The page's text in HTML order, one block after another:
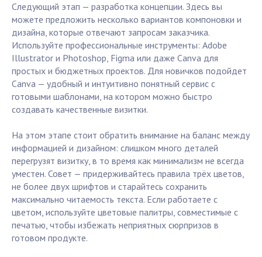
Следующий этап — разработка концепции. Здесь вы
можете предложить несколько вариантов компоновки и
дизайна, которые отвечают запросам заказчика.
Используйте профессиональные инструменты: Adobe
Illustrator и Photoshop, Figma или даже Canva для
простых и бюджетных проектов. Для новичков подойдет
Canva — удобный и интуитивно понятный сервис с
готовыми шаблонами, на котором можно быстро
создавать качественные визитки.
На этом этапе стоит обратить внимание на баланс между
информацией и дизайном: слишком много деталей
перегрузят визитку, в то время как минимализм не всегда
уместен. Совет — придерживайтесь правила трёх цветов,
не более двух шрифтов и старайтесь сохранить
максимально читаемость текста. Если работаете с
цветом, используйте цветовые палитры, совместимые с
печатью, чтобы избежать неприятных сюрпризов в
готовом продукте.